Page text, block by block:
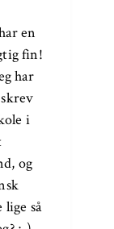
en
fin!
har
i
og
så